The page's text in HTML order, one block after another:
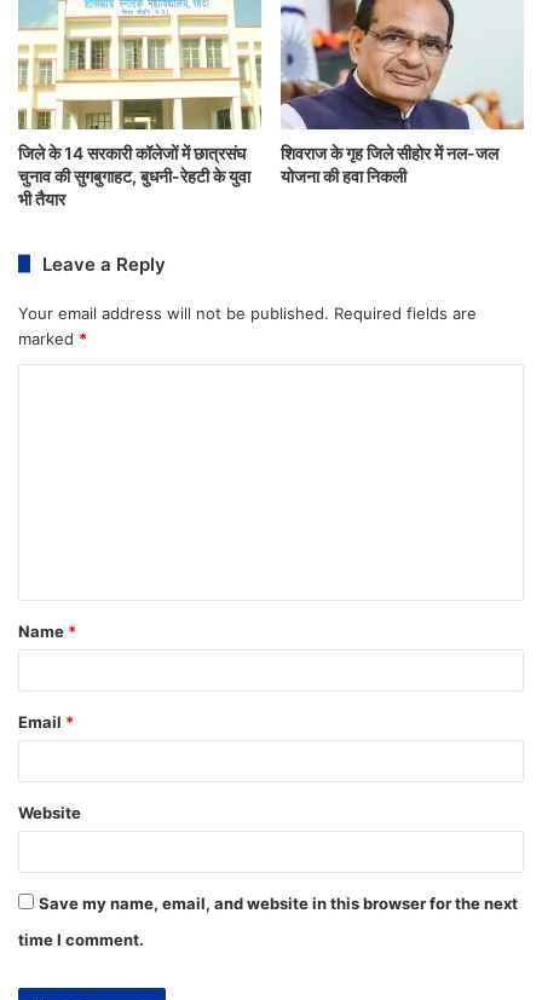
जिले के 14 सरकारी कॉलेजों में छात्रसंघ
चुनाव की सुगबुगाहट, बुधनी-रेहटी के युवा
भी तैयार
शिवराज के गृह जिले सीहोर में नल-जल
योजना की हवा निकली
Leave a Reply
Your email address will not be published. Required fields are
marked *
Name *
Email *
Website
Save my name, email, and website in this browser for the next
time I comment.